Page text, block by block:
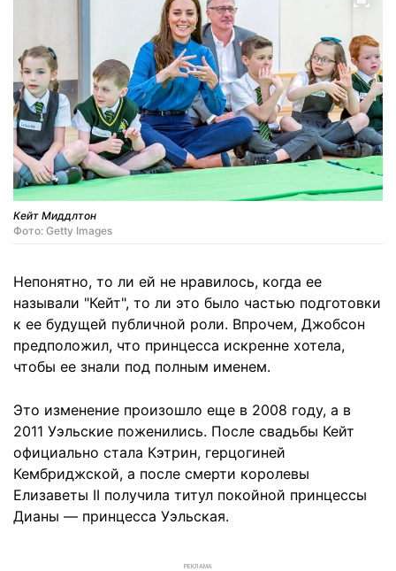
Кейт Миддлтон
Фото: Getty Images
Непонятно, то ли ей не нравилось, когда ее
называли "Кейт", то ли это было частью подготовки
к ее будущей публичной роли. Впрочем, Джобсон
предположил, что принцесса искренне хотела,
чтобы ее знали под полным именем.
Это изменение произошло еще в 2008 году, а в
2011 Уэльские поженились. После свадьбы Кейт
официально стала Кэтрин, герцогиней
Кембриджской, а после смерти королевы
Елизаветы II получила титул покойной принцессы
Дианы — принцесса Уэльская.
РЕКЛАМА